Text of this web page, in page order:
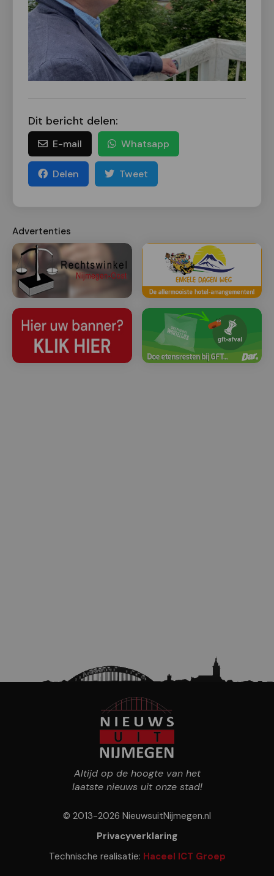
Dit bericht delen:
E-mail Whatsapp
Delen Tweet
Advertenties
Altijd op de hoogte van het
laatste nieuws uit onze stad!
© 2013-2026 NieuwsuitNijmegen.nl
Privacyverklaring
Technische realisatie: Haceel ICT Groep